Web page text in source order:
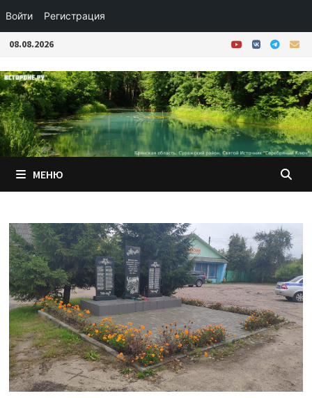
Войти Регистрация
Перейти
содержимому
08.08.2026
МЕНЮ